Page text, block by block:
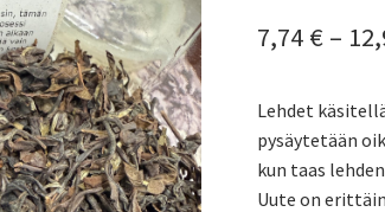
7,74 € –
Lehdet
pysäytetään
kun taas
Uute on